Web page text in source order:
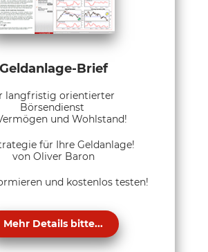
Geldanlage-Brief
langfristig orientierter
Börsendienst
und Wohlstand!
für Ihre Geldanlage!
von Oliver Baron
und kostenlos testen!
Mehr Details bitte...